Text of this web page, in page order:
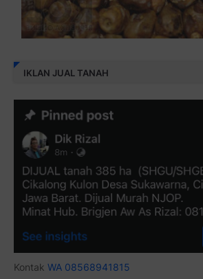
IKLAN JUAL TANAH
Kontak WA 08568941815